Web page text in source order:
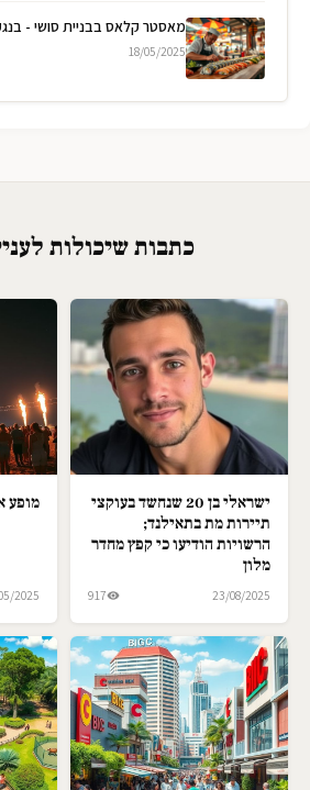
מאסטר קלאס בבניית סושי -
18/05/2025
כתבות שיכולות
ישראלי בן 20 שנחשד בעוקצי
תיירות מת בתאילנד;
הרשויות הודיעו כי קפץ מחדר
מלון
23/08/2025
917
מופע
2025